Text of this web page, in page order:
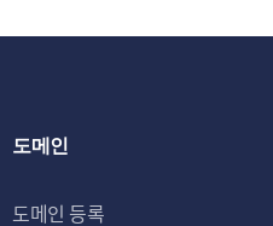
도메인
도메인 등록